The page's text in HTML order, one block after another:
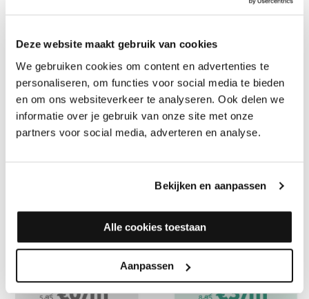
Deze website maakt gebruik van cookies
We gebruiken cookies om content en advertenties te
personaliseren, om functies voor social media te bieden
en om ons websiteverkeer te analyseren. Ook delen we
informatie over je gebruik van onze site met onze
partners voor social media, adverteren en analyse.
Bekijken en aanpassen
Alle cookies toestaan
Aanpassen
bij gebruik
We ronden altijd af naar boven
vb. je bestelt 17 m² vloer en ontvangt dus 2 rollen Comfort
ondervloer van 15 m² gratis.
vb. je bestelt 17 m² vloer en ontvangt dus 2 rollen Performance
ondervloer van 10 m² aan het verminderd tarief.